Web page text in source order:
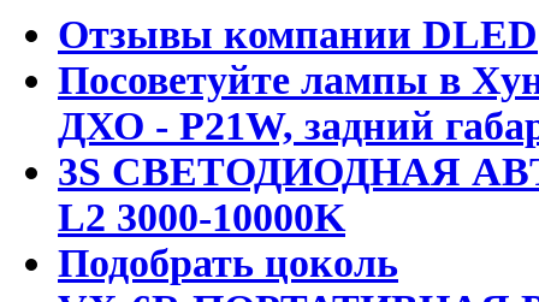
Отзывы компании DLED
Посоветуйте лампы в
ДХО - P21W, задний
3S СВЕТОДИОДНАЯ
L2 3000-10000K
Подобрать цоколь